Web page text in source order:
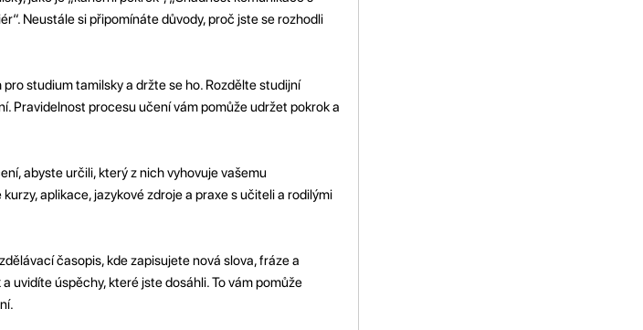
Neustále si připomínáte důvody, proč jste se rozhodli
studium tamilsky a držte se ho. Rozdělte studijní
Pravidelnost procesu učení vám pomůže udržet pokrok a
abyste určili, který z nich vyhovuje vašemu
aplikace, jazykové zdroje a praxe s učiteli a rodilými
časopis, kde zapisujete nová slova, fráze a
uvidíte úspěchy, které jste dosáhli. To vám pomůže